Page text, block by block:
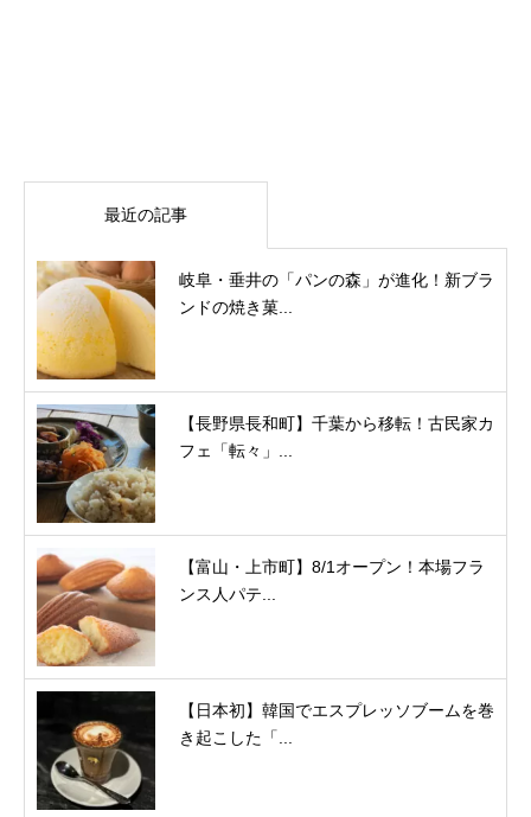
最近の記事
岐阜・垂井の「パンの森」が進化！新ブラ
ンドの焼き菓...
【長野県長和町】千葉から移転！古民家カ
フェ「転々」...
【富山・上市町】8/1オープン！本場フラ
ンス人パテ...
【日本初】韓国でエスプレッソブームを巻
き起こした「...